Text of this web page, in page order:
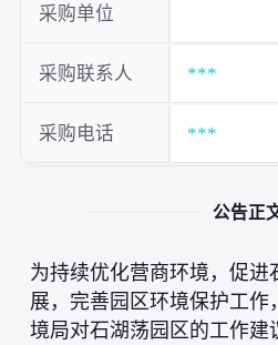
采购单位
采购联系人 ***
采购电话 ***
公告正
为持续优化营商环境，促进
展，完善园区环境保护工作
境局对石湖荡园区的工作建